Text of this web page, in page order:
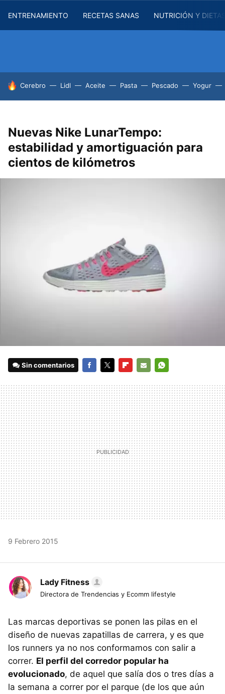
ENTRENAMIENTO RECETAS SANAS NUTRICIÓN Y
HOY SE HABLA DE
Cerebro Lidl Aceite Pasta Pescado Yogur
Nuevas Nike LunarTempo:
estabilidad y amortiguación para
cientos de kilómetros
Sin comentarios
MAIL
9 Febrero 2015
Lady Fitness
Directora de Trendencias y Ecomm lifestyle
Las marcas deportivas se ponen las pilas en el
diseño de nuevas zapatillas de carrera, y es que
los runners ya no nos conformamos con salir a
correr. El perfil del corredor popular ha
evolucionado, de aquel que salía dos o tres días a
la semana a correr por el parque (de los que aún